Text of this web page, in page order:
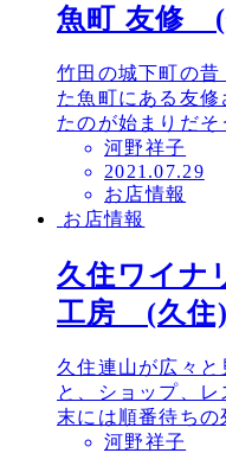
魚町 友修 (
竹田の城下町の
た魚町にある友
たのが始まりだ
河野祥子
投
稿
日
2021.07.29
お店情報
お店情報
久住ワイナ
工房 (久住)
久住連山が広々
と、ショップ、
末には順番待ち
河野祥子